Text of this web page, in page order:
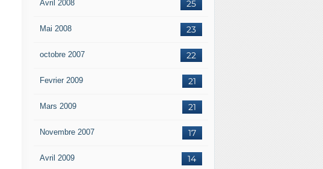
25
Avril 2008
23
Mai 2008
22
octobre 2007
21
Fevrier 2009
21
Mars 2009
17
Novembre 2007
14
Avril 2009